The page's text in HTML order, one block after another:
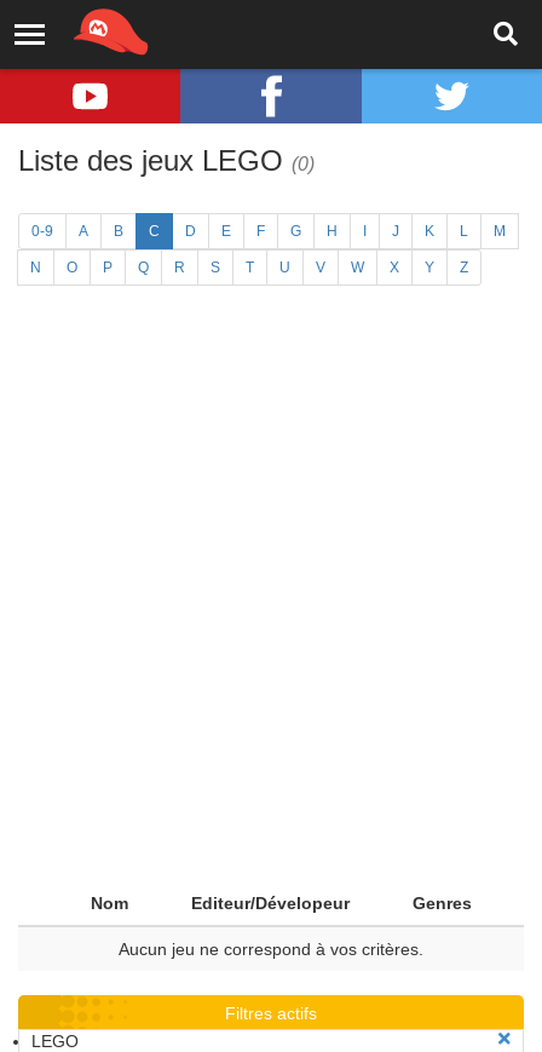
Liste des jeux LEGO (0)
0-9 A B C D E F G H J K L M
N O P Q R S T U V W X Y Z
Nom Editeur/Dévelopeur Genres
Aucun jeu ne correspond à vos critères.
Filtres actifs
LEGO